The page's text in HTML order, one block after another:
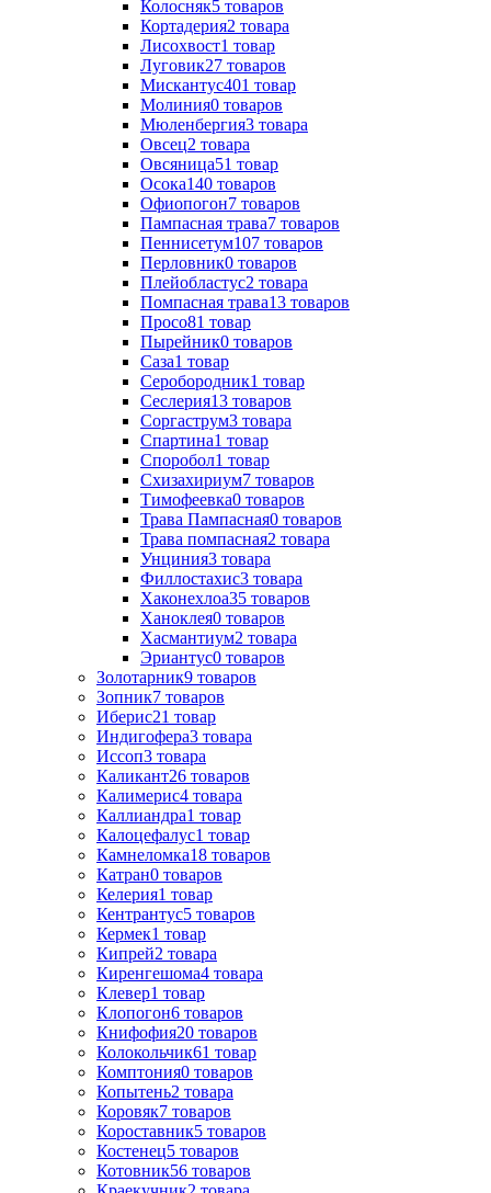
Колосняк5 товаров
Кортадерия2 товара
Лисохвост1 товар
Луговик27 товаров
Мискантус401 товар
Молиния0 товаров
Мюленбергия3 товара
Овсец2 товара
Овсяница51 товар
Осока140 товаров
Офиопогон7 товаров
Пампасная трава7 товаров
Пеннисетум107 товаров
Перловник0 товаров
Плейобластус2 товара
Помпасная трава13 товаров
Просо81 товар
Пырейник0 товаров
Саза1 товар
Серобородник1 товар
Сеслерия13 товаров
Соргаструм3 товара
Спартина1 товар
Споробол1 товар
Схизахириум7 товаров
Тимофеевка0 товаров
Трава Пампасная0 товаров
Трава помпасная2 товара
Унциния3 товара
Филлостахис3 товара
Хаконехлоа35 товаров
Ханоклея0 товаров
Хасмантиум2 товара
Эриантус0 товаров
Золотарник9 товаров
Зопник7 товаров
Иберис21 товар
Индигофера3 товара
Иссоп3 товара
Каликант26 товаров
Калимерис4 товара
Каллиандра1 товар
Калоцефалус1 товар
Камнеломка18 товаров
Катран0 товаров
Келерия1 товар
Кентрантус5 товаров
Кермек1 товар
Кипрей2 товара
Киренгешома4 товара
Клевер1 товар
Клопогон6 товаров
Книфофия20 товаров
Колокольчик61 товар
Комптония0 товаров
Копытень2 товара
Коровяк7 товаров
Короставник5 товаров
Костенец5 товаров
Котовник56 товаров